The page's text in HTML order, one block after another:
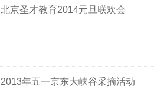
北京圣才教育2014元旦联欢会
2013年五一京东大峡谷采摘活动